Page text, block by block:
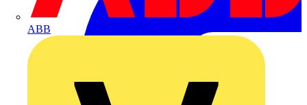
ABB